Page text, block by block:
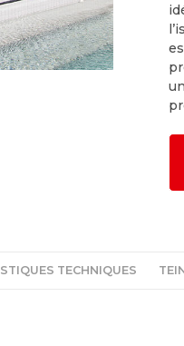
TECHNIQUES